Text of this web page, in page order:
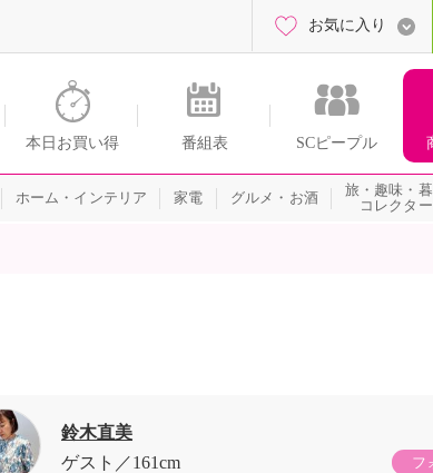
ョップチャンネル
本日お買い得 番組表 SCピープル
お気に入り
ホーム・インテリア 家電 グルメ・お酒
旅・趣味・
コレクタ
鈴木直美
ゲスト
161cm フ